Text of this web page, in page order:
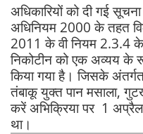
अधिकारियों को दी गई
अधिनियम 2000 के तहत
2011 के वी नियम 2.3.4 के
निकोटीन को एक अव्यय के
किया गया है। जिसके
तंबाकू युक्त पान मसाला,
करें अभिक्रिया पर 1
था।